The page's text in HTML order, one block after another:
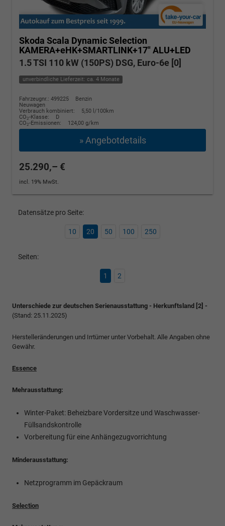
Skoda Scala Dynamic Selection
KAMERA+eHK+SMARTLINK+17" ALU+LED
1.5 TSI 110 kW (150PS) DSG, Euro-6e [0]
unverbindliche Lieferzeit: ca. 4 Monate
Fahrzeugnr.: 499225
Benzin
Neuwagen
Verbrauch kombiniert:
5,50 l/100km
CO2-Klasse:
D
CO2-Emissionen: 124,00 g/km
» Angebotdetails
25.290,– €
incl. 19% MwSt.
Datensätze pro Seite:
10 20 50 100 250
Seiten:
1 2
Unterschiede zur deutschen Serienausstattung - Herkunftsland [2] -
(Stand: 25.11.2025)
Herstelleränderungen und Irrtümer unter Vorbehalt. Alle Angaben ohne
Gewähr.
Essence
Mehrausstattung:
Winter-Paket: Beheizbare Vordersitze und Waschwasser-
Füllsandskontrolle
Vorbereitung für eine Anhängezugvorrichtung
Minderausstattung:
Netzprogramm im Gepäckraum
Selection